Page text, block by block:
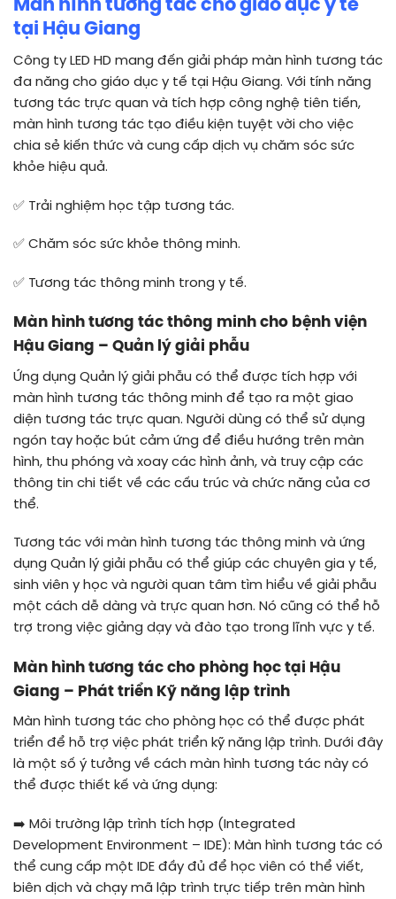
Màn hình tương tác cho giáo dục y tế
tại Hậu Giang
Công ty LED HD mang đến giải pháp màn hình tương tác
đa năng cho giáo dục y tế tại Hậu Giang. Với tính năng
tương tác trực quan và tích hợp công nghệ tiên tiến,
màn hình tương tác tạo điều kiện tuyệt vời cho việc
chia sẻ kiến thức và cung cấp dịch vụ chăm sóc sức
khỏe hiệu quả.
✅ Trải nghiệm học tập tương tác.
✅ Chăm sóc sức khỏe thông minh.
✅ Tương tác thông minh trong y tế.
Màn hình tương tác thông minh cho bệnh viện
Hậu Giang – Quản lý giải phẫu
Ứng dụng Quản lý giải phẫu có thể được tích hợp với
màn hình tương tác thông minh để tạo ra một giao
diện tương tác trực quan. Người dùng có thể sử dụng
ngón tay hoặc bút cảm ứng để điều hướng trên màn
hình, thu phóng và xoay các hình ảnh, và truy cập các
thông tin chi tiết về các cấu trúc và chức năng của cơ
thể.
Tương tác với màn hình tương tác thông minh và ứng
dụng Quản lý giải phẫu có thể giúp các chuyên gia y tế,
sinh viên y học và người quan tâm tìm hiểu về giải phẫu
một cách dễ dàng và trực quan hơn. Nó cũng có thể hỗ
trợ trong việc giảng dạy và đào tạo trong lĩnh vực y tế.
Màn hình tương tác cho phòng học tại Hậu
Giang – Phát triển Kỹ năng lập trình
Màn hình tương tác cho phòng học có thể được phát
triển để hỗ trợ việc phát triển kỹ năng lập trình. Dưới đây
là một số ý tưởng về cách màn hình tương tác này có
thể được thiết kế và ứng dụng:
➡️ Môi trường lập trình tích hợp (Integrated
Development Environment – IDE): Màn hình tương tác có
thể cung cấp một IDE đầy đủ để học viên có thể viết,
biên dịch và chạy mã lập trình trực tiếp trên màn hình